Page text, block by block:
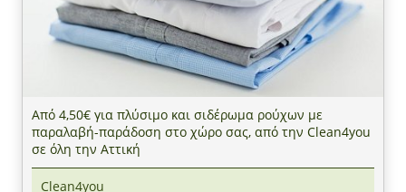
Από 4,50€ για πλύσιμο και σιδέρωμα ρούχων με
παραλαβή-παράδοση στο χώρο σας, από την Clean4you
σε όλη την Αττική
Clean4you